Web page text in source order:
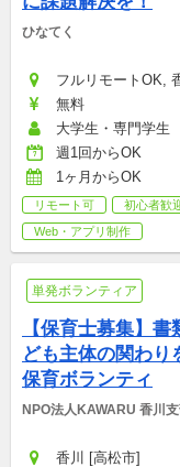
ひなてく
フルリモートOK,
無料
大学生・専門学生
週1回からOK
1ヶ月からOK
リモート可 初心者歓
Web・アプリ制作
単発ボランティア
【保育士募集】
ども主体の関わり
保育ボランティ
NPO法人KAWARU 香川
香川 [高松市]